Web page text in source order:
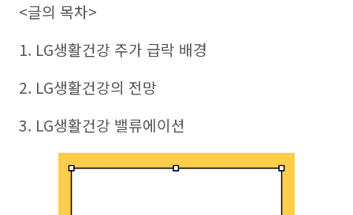
<글의 목차>
1. LG생활건강 주가 급락 배경
2. LG생활건강의 전망
3. LG생활건강 밸류에이션